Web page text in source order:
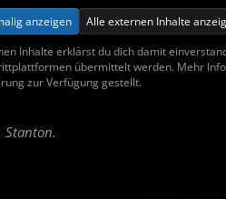
anzeigen
Alle externen Inhalte
Inhalte erklärst du dich damit
übermittelt werden. Mehr
zur Verfügung gestellt.
Stanton.